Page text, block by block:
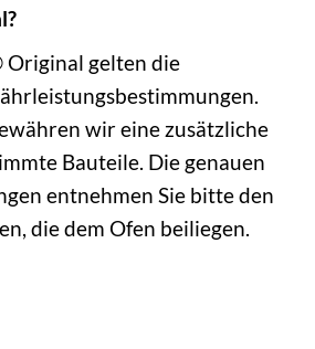
gelten die
wir eine zusätzliche
Bauteile. Die genauen
entnehmen Sie bitte den
die dem Ofen beiliegen.